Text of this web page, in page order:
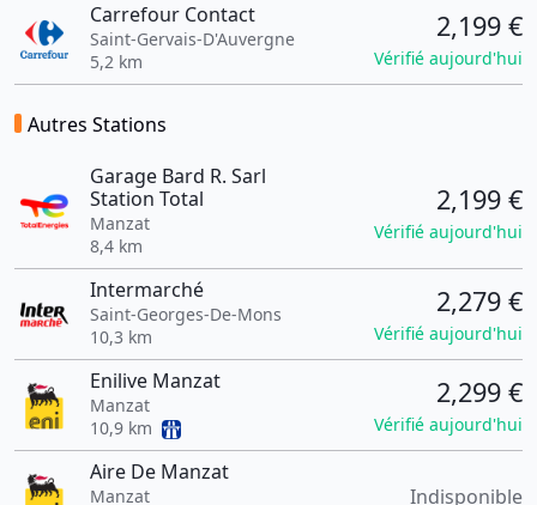
Carrefour Contact
Saint-Gervais-D'Auvergne
5,2 km
2,199 €
Vérifié aujourd'hui
Autres Stations
Garage Bard R. Sarl
Station Total
Manzat
8,4 km
2,199 €
Vérifié aujourd'hui
Intermarché
Saint-Georges-De-Mons
10,3 km
2,279 €
Vérifié aujourd'hui
Enilive Manzat
Manzat
10,9 km
2,299 €
Vérifié aujourd'hui
Aire De Manzat
Manzat Indisponible